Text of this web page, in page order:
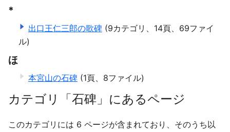
*
出口王仁三郎の歌碑 (9カテゴリ、14頁、69ファイ
ル)
ほ
本宮山の石碑 (1頁、8ファイル)
カテゴリ「石碑」にあるページ
このカテゴリには 6 ページが含まれており、そのうち以